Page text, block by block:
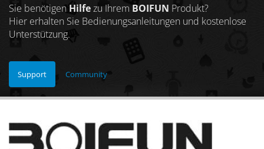
Sie benötigen Hilfezu Ihrem BOIFUN Produkt?
Hier erhalten Sie Bedienungsanleitungen und kostenlose
Unterstützung.
Support Community